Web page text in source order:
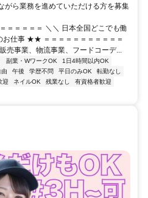
がら業務を進めていただける方を募集
＝＝＝＝＝ ＼＼ 日本全国どこでも働
仕事 ★★ ＝＝＝＝＝＝＝＝＝＝＝
売事業、物流事業、フードコーデ...
副業・WワークOK
1日4時間以内OK
午後 学歴不問 平日のみOK
転勤なし
迎 ネイルOK 残業なし
有資格者歓迎